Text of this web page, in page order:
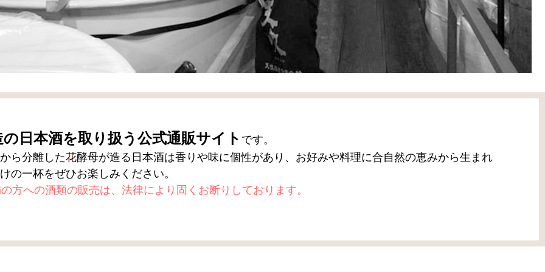
日本酒を取り扱う公式通販サイト です。
から分離した花酵母が造る日本酒は香りや味に個性があり、お好みや料理に合自然の恵みから生まれ
の一杯をぜひお楽しみください。
方への酒類の販売は、法律により固くお断りしております。